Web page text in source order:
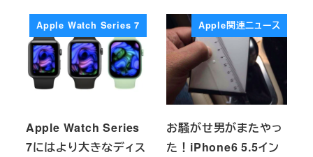
Apple Watch Series 7
Apple Watch Series
7にはより大きなディス
Apple関連ニュース
お騒がせ男がまたやっ
た！iPhone6 5.5イン